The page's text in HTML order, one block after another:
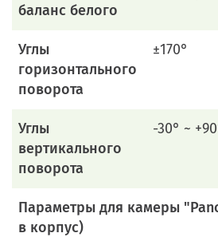
баланс белого
Углы
горизонтального
поворота
±170°
Углы
вертикального
поворота
-30° ~
Параметры для камеры
в корпус)